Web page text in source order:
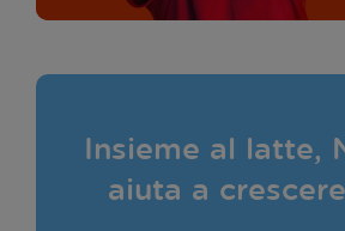
Insieme al latte,
aiuta a